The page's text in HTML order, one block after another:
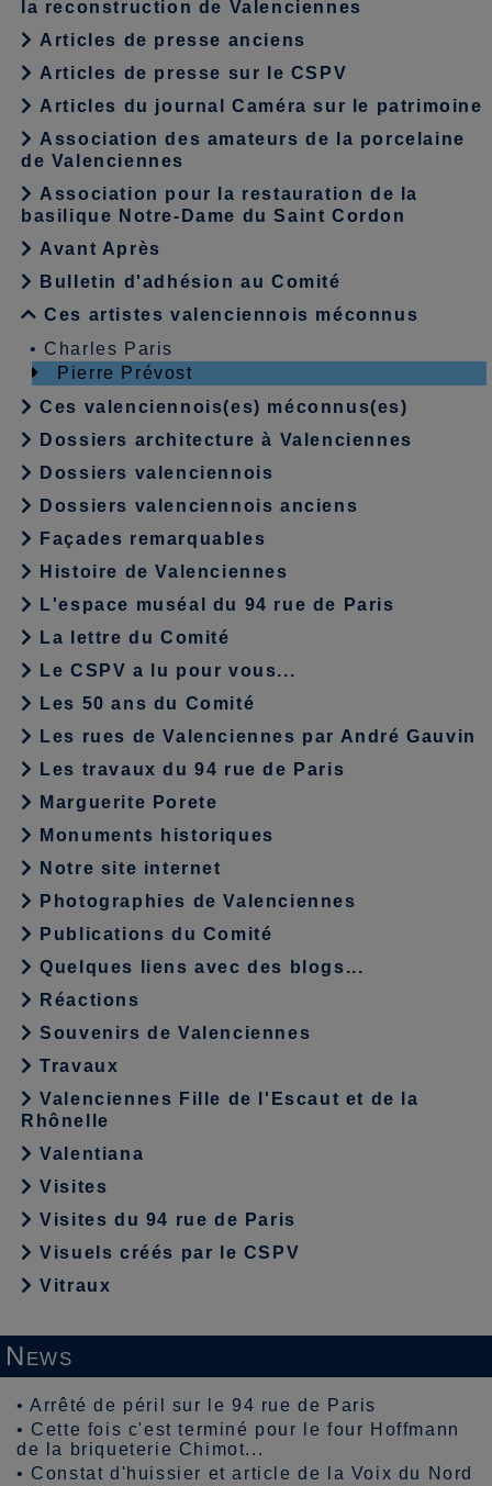
la reconstruction de Valenciennes
Articles de presse anciens
Articles de presse sur le CSPV
Articles du journal Caméra sur le patrimoine
Association des amateurs de la porcelaine
de Valenciennes
Association pour la restauration de la
basilique Notre-Dame du Saint Cordon
Avant Après
Bulletin d'adhésion au Comité
Ces artistes valenciennois méconnus
• Charles Paris
Pierre Prévost
Ces valenciennois(es) méconnus(es)
Dossiers architecture à Valenciennes
Dossiers valenciennois
Dossiers valenciennois anciens
Façades remarquables
Histoire de Valenciennes
L'espace muséal du 94 rue de Paris
La lettre du Comité
Le CSPV a lu pour vous...
Les 50 ans du Comité
Les rues de Valenciennes par André Gauvin
Les travaux du 94 rue de Paris
Marguerite Porete
Monuments historiques
Notre site internet
Photographies de Valenciennes
Publications du Comité
Quelques liens avec des blogs...
Réactions
Souvenirs de Valenciennes
Travaux
Valenciennes Fille de l'Escaut et de la
Rhônelle
Valentiana
Visites
Visites du 94 rue de Paris
Visuels créés par le CSPV
Vitraux
News
•Arrêté de péril sur le 94 rue de Paris
• Cette fois c'est terminé pour le four Hoffmann
de la briqueterie Chimot...
• Constat d'huissier et article de la Voix du Nord